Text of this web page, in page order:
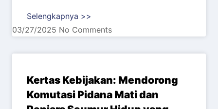
Selengkapnya >>
03/27/2025 No Comments
Kertas Kebijakan: Mendorong
Komutasi Pidana Mati dan